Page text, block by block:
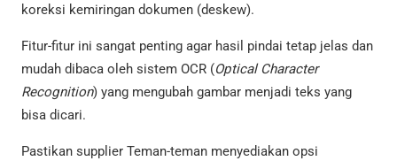
koreksi kemiringan dokumen (deskew).
Fitur-fitur ini sangat penting agar hasil pindai tetap jelas dan
mudah dibaca oleh sistem OCR (Optical Character
Recognition) yang mengubah gambar menjadi teks yang
bisa dicari.
Pastikan supplier Teman-teman menyediakan opsi